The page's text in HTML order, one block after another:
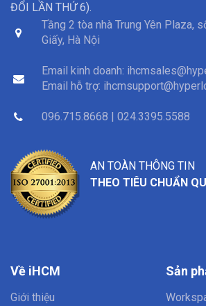
Về iHCM
Giới thiệu
Sản
AN TOÀN THÔNG TIN
THEO TIÊU CHUẨN
ĐỔI LẦN THỨ 6).
Tầng 2 tòa nhà Trung Yên Plaza,
Giấy, Hà Nội
Email kinh doanh:
Email hỗ trợ:
096.715.8668 | 024.3395.5588